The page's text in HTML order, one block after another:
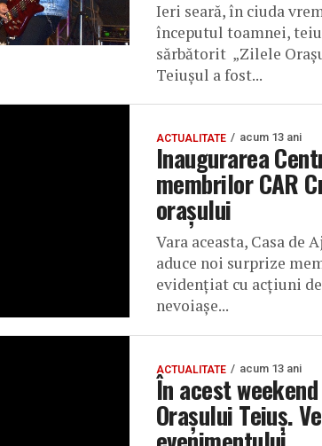
Ieri seară, în ciuda
începutul toamnei,
sărbătorit „Zilele
Teiuşul a fost...
ACTUALITATE acum 13 ani
Inaugurarea
membrilor CAR
oraşului
Vara aceasta, Casa de
aduce noi surprize
evidenţiat cu acţiuni
nevoiaşe...
ACTUALITATE acum 13 ani
În acest
Orașului Teiuș.